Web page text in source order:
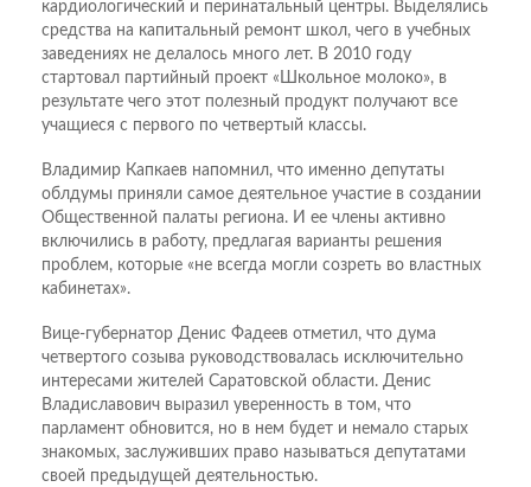
кардиологический и перинатальный центры. Выделялись
средства на капитальный ремонт школ, чего в учебных
заведениях не делалось много лет. В 2010 году
стартовал партийный проект «Школьное молоко», в
результате чего этот полезный продукт получают все
учащиеся с первого по четвертый классы.
Владимир Капкаев напомнил, что именно депутаты
облдумы приняли самое деятельное участие в создании
Общественной палаты региона. И ее члены активно
включились в работу, предлагая варианты решения
проблем, которые «не всегда могли созреть во властных
кабинетах».
Вице-губернатор Денис Фадеев отметил, что дума
четвертого созыва руководствовалась исключительно
интересами жителей Саратовской области. Денис
Владиславович выразил уверенность в том, что
парламент обновится, но в нем будет и немало старых
знакомых, заслуживших право называться депутатами
своей предыдущей деятельностью.